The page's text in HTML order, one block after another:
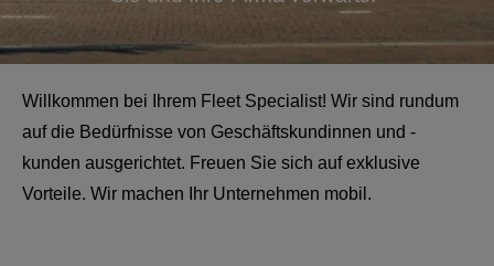
Audi Original Zubehör
Geschäftskunden
Willkommen bei Ihrem Fleet Specialist! Wir sind rundum
auf die Bedürfnisse von Geschäftskundinnen und -
kunden ausgerichtet. Freuen Sie sich auf exklusive
Vorteile. Wir machen Ihr Unternehmen mobil.